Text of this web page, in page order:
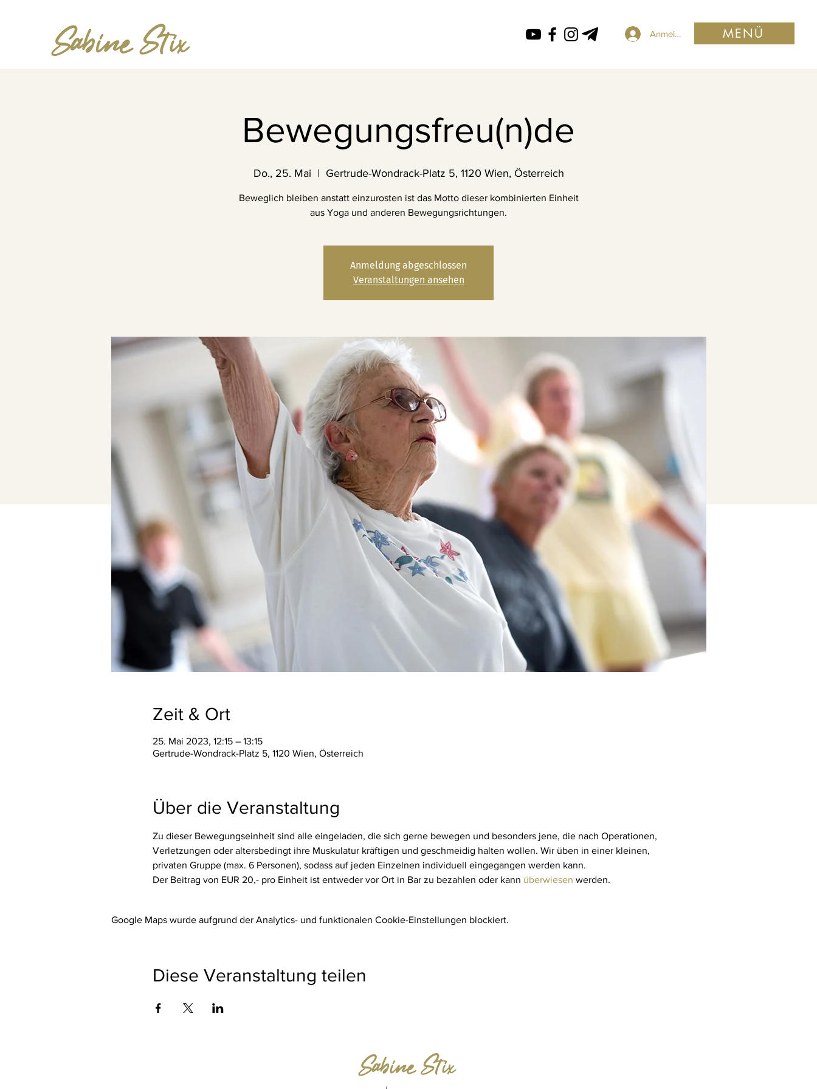
Anmelden MENÜ
Bewegungsfreu(n)de
Do., 25. Mai
  |
Gertrude-Wondrack-Platz 5, 1120 Wien, Österreich
Beweglich bleiben anstatt einzurosten ist das Motto dieser kombinierten Einheit
aus Yoga und anderen Bewegungsrichtungen.
Anmeldung abgeschlossen
Veranstaltungen ansehen
Zeit & Ort
25. Mai 2023, 12:15 – 13:15
Gertrude-Wondrack-Platz 5, 1120 Wien, Österreich
Über die Veranstaltung
Zu dieser Bewegungseinheit sind alle eingeladen, die sich gerne bewegen und besonders jene, die nach Operationen,
Verletzungen oder altersbedingt ihre Muskulatur kräftigen und geschmeidig halten wollen. Wir üben in einer kleinen,
privaten Gruppe (max. 6 Personen), sodass auf jeden Einzelnen individuell eingegangen werden kann.
Der Beitrag von EUR 20,- pro Einheit ist entweder vor Ort in Bar zu bezahlen oder kann überwiesen werden.
Google Maps wurde aufgrund der Analytics- und funktionalen Cookie-Einstellungen blockiert.
Diese Veranstaltung teilen